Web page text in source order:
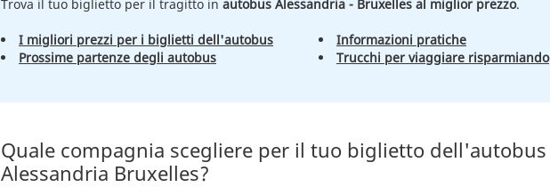
Trova il tuo biglietto per il tragitto in autobus Alessandria - Bruxelles al miglior prezzo.
I migliori prezzi per i biglietti dell'autobus
Prossime partenze degli autobus
Informazioni pratiche
Trucchi per viaggiare risparmiando
Quale compagnia scegliere per il tuo biglietto dell'autobus
Alessandria Bruxelles?